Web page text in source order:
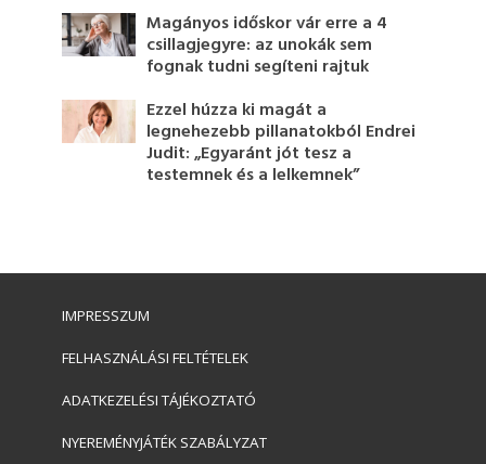
Magányos időskor vár erre a 4
csillagjegyre: az unokák sem
fognak tudni segíteni rajtuk
Ezzel húzza ki magát a
legnehezebb pillanatokból Endrei
Judit: „Egyaránt jót tesz a
testemnek és a lelkemnek”
IMPRESSZUM
FELHASZNÁLÁSI FELTÉTELEK
ADATKEZELÉSI TÁJÉKOZTATÓ
NYEREMÉNYJÁTÉK SZABÁLYZAT